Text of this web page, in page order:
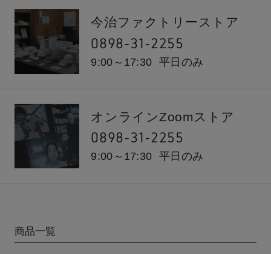
今治ファクトリーストア
0898-31-2255
9:00～17:30 平日のみ
オンラインZoomストア
0898-31-2255
9:00～17:30 平日のみ
商品一覧